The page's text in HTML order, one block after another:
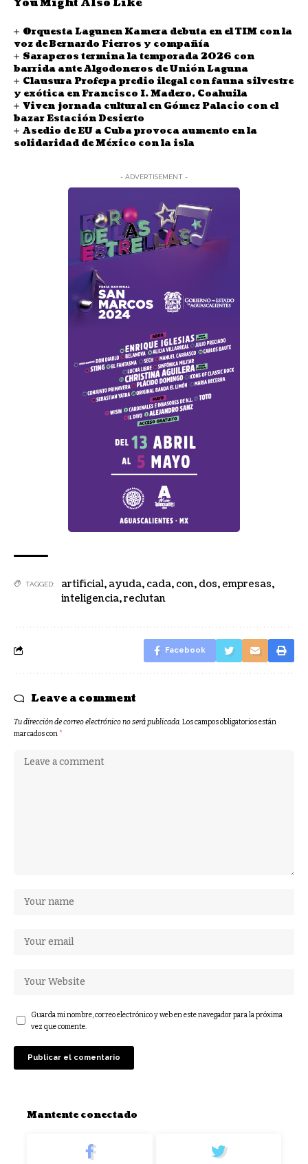
You Might Also Like
Orquesta Lagunen Kamera debuta en el TIM con la
voz de Bernardo Fierros y compañía
Saraperos termina la temporada 2026 con
barrida ante Algodoneros de Unión Laguna
Clausura Profepa predio ilegal con fauna silvestre
y exótica en Francisco I. Madero, Coahuila
Viven jornada cultural en Gómez Palacio con el
bazar Estación Desierto
Asedio de EU a Cuba provoca aumento en la
solidaridad de México con la isla
- ADVERTISEMENT -
TAGGED: artificial, ayuda, cada, con, dos, empresas,
inteligencia,reclutan
Facebook
Leave a comment
Tu dirección de correo electrónico no será publicada.Los campos obligatorios están
marcados con*
Guarda mi nombre, correo electrónico y web en este navegador para la próxima
vez que comente.
Mantente conectado